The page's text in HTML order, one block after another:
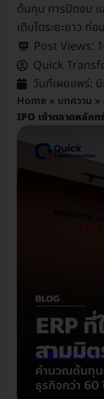
ต้นทุน การปิดงบ แ
เติบโตระยะยาว ก่
Post Views:
Quick
วันที่เผยแพร่:
Home » บทความ »
IPO เข้าตลาดหลัก